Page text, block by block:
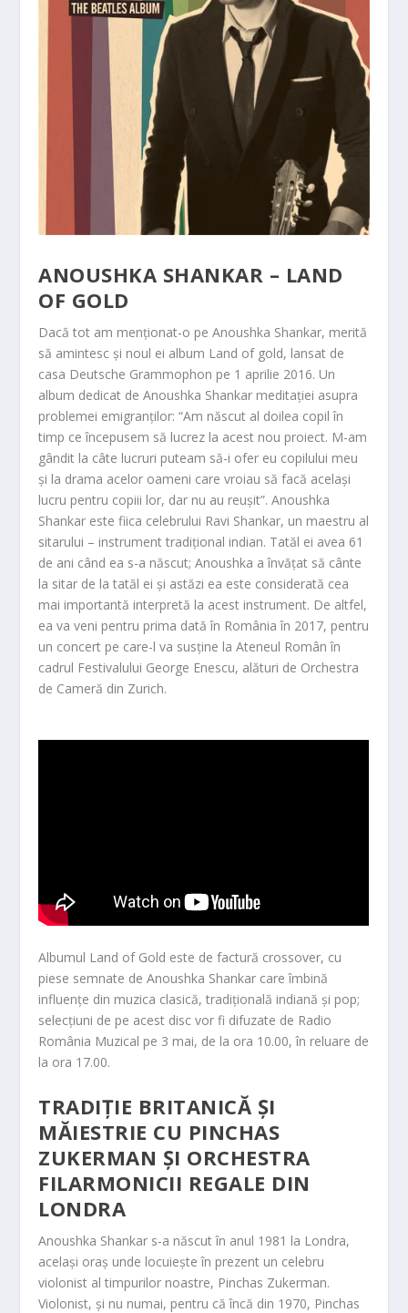
ANOUSHKA SHANKAR – LAND
OF GOLD
Dacă tot am menționat-o pe Anoushka Shankar, merită
să amintesc și noul ei album Land of gold, lansat de
casa Deutsche Grammophon pe 1 aprilie 2016. Un
album dedicat de Anoushka Shankar meditației asupra
problemei emigranților: “Am născut al doilea copil în
timp ce începusem să lucrez la acest nou proiect. M-am
gândit la câte lucruri puteam să-i ofer eu copilului meu
și la drama acelor oameni care vroiau să facă același
lucru pentru copiii lor, dar nu au reușit”. Anoushka
Shankar este fiica celebrului Ravi Shankar, un maestru al
sitarului – instrument tradițional indian. Tatăl ei avea 61
de ani când ea s-a născut; Anoushka a învățat să cânte
la sitar de la tatăl ei și astăzi ea este considerată cea
mai importantă interpretă la acest instrument. De altfel,
ea va veni pentru prima dată în România în 2017, pentru
un concert pe care-l va susține la Ateneul Român în
cadrul Festivalului George Enescu, alături de Orchestra
de Cameră din Zurich.
Albumul Land of Gold este de factură crossover, cu
piese semnate de Anoushka Shankar care îmbină
influențe din muzica clasică, tradițională indiană și pop;
selecțiuni de pe acest disc vor fi difuzate de Radio
România Muzical pe 3 mai, de la ora 10.00, în reluare de
la ora 17.00.
TRADIȚIE BRITANICĂ ȘI
MĂIESTRIE CU PINCHAS
ZUKERMAN ȘI ORCHESTRA
FILARMONICII REGALE DIN
LONDRA
Anoushka Shankar s-a născut în anul 1981 la Londra,
același oraș unde locuiește în prezent un celebru
violonist al timpurilor noastre, Pinchas Zukerman.
Violonist, și nu numai, pentru că încă din 1970, Pinchas